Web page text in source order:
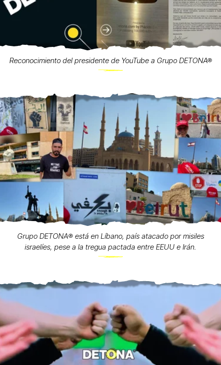
Reconocimiento del presidente de YouTube a Grupo DETONA®
Grupo DETONA®️ está en Líbano, país atacado por misiles
israelíes, pese a la tregua pactada entre EEUU e Irán.